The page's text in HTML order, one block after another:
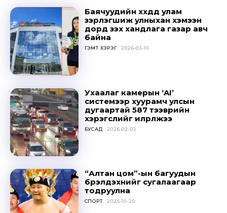
Don't miss
out!
SUBSCRIBE
Баячуудийн хүүхдүүд улам
зэрлэгшиж улныхан хэмээн
дорд үзэх хандлага газар авч
байна
ГЭМТ ХЭРЭГ 2026-03-10
Ухаалаг камерын ‘AI’
системээр хуурамч улсын
дугаартай 587 тээврийн
хэрэгслийг илрүүлжээ
БУСАД 2026-02-02
“Алтан цом”-ын багуудын
бүрэлдэхүүнийг сугалаагаар
тодруулна
СПОРТ 2025-10-20